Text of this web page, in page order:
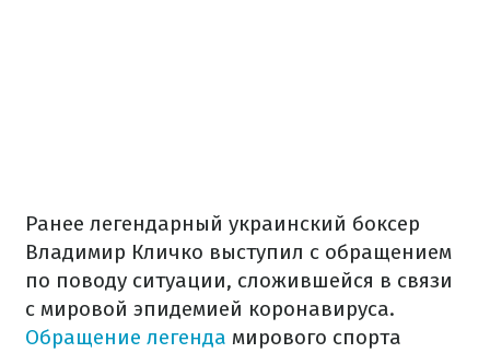
Ранее легендарный украинский боксер
Владимир Кличко выступил с обращением
по поводу ситуации, сложившейся в связи
с мировой эпидемией коронавируса.
Обращение легенда мирового спорта